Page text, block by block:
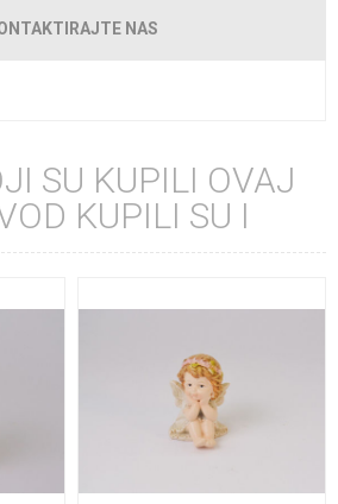
NAS
SU KUPILI OVAJ
KUPILI SU I